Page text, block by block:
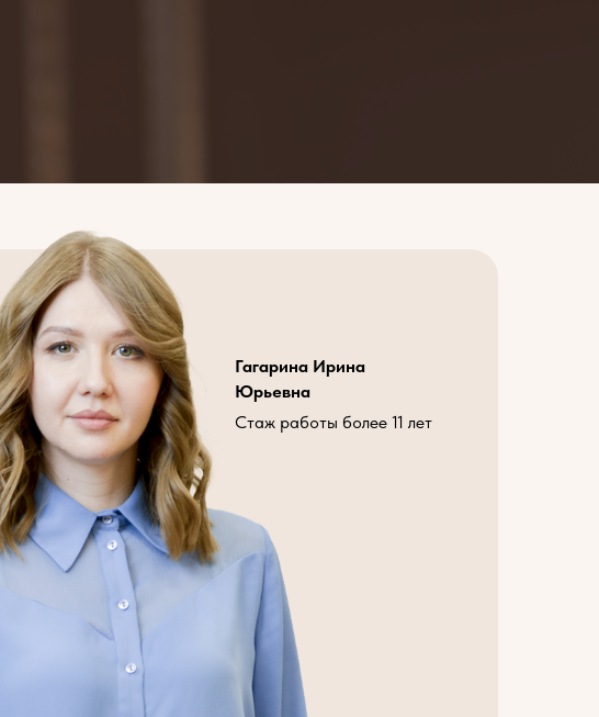
Гагарина Ирина
Юрьевна
Стаж работы более 11 лет